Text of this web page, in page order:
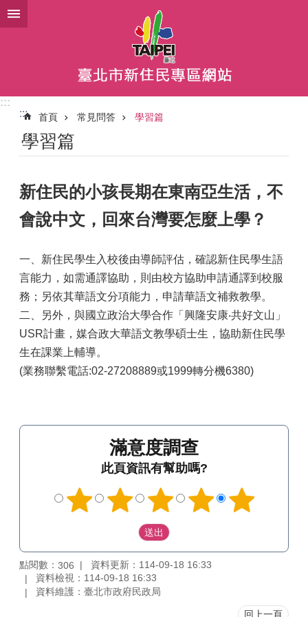
跳到主要內容區塊
:::
:::
首頁 常見問答 學習篇
學習篇
新住民的小孩長期在東南亞生活，不
會說中文，回來台灣要怎麼上學？
一、新住民學生入校後由導師評估，確認新住民學生語
言能力，如需通譯協助，則由校方協助申請通譯到校服
務；另依其華語文分項能力，申請華語文補救教學。
二、另外，與國立政治大學合作「興隆安康‧共好文山」
USR計畫，媒合政大華語文教學碩士生，協助新住民學
生在課業上輔導。
(業務聯繫電話:02-27208889或1999轉分機6380)
滿意度調查
此頁資訊有幫助嗎?
點閱數： 306
資料更新：114-09-18 16:33
資料檢視：114-09-18 16:33
資料維護：臺北市政府民政局
回上一頁